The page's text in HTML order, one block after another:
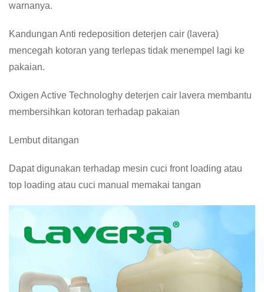
warnanya.
Kandungan Anti redeposition deterjen cair (lavera)
mencegah kotoran yang terlepas tidak menempel lagi ke
pakaian.
Oxigen Active Technologhy deterjen cair lavera membantu
membersihkan kotoran terhadap pakaian
Lembut ditangan
Dapat digunakan terhadap mesin cuci front loading atau
top loading atau cuci manual memakai tangan